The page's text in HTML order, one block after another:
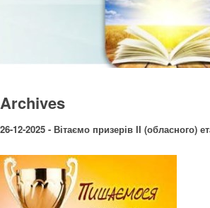
Archives
26-12-2025 - Вітаємо призерів ІІ (обласного)